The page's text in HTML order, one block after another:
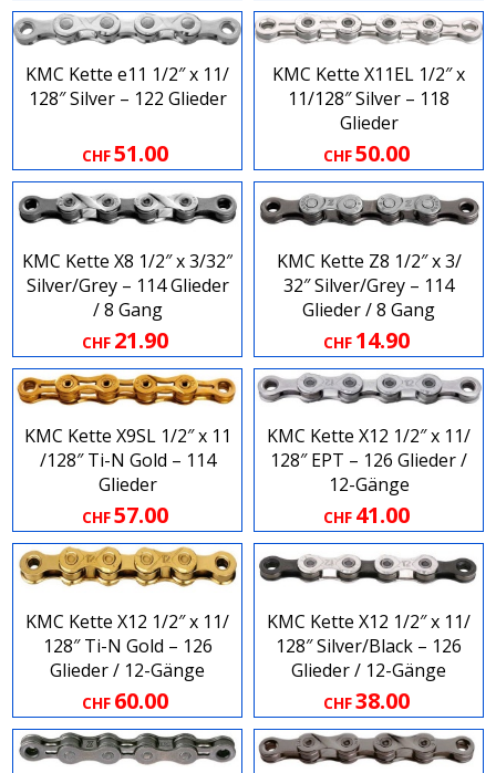
KMC Kette e11 1​/​2″ x 11​/​
128″ Silver – 122 Glieder
CHF51.00
KMC Kette X11EL 1​/​2″ x
11​/​128″ Silver – 118
Glieder
CHF50.00
KMC Kette X8 1​/​2″ x 3​/​32″
Silver​/​Grey – 114 Glieder
/ 8 Gang
CHF 21.90
KMC Kette Z8 1​/​2″ x 3​/​
32″ Silver​/​Grey – 114
Glieder / 8 Gang
CHF 14.90
KMC Kette X9SL 1​/​2″ x 11​
/​128″ Ti​-​N Gold – 114
Glieder
CHF57.00
KMC Kette X12 1​/​2″ x 11​/​
128″ EPT – 126 Glieder /
12-Gänge
CHF 41.00
KMC Kette X12 1​/​2″ x 11​/​
128″ Ti​-​N Gold – 126
Glieder / 12-Gänge
CHF 60.00
KMC Kette X12 1​/​2″ x 11​/​
128″ Silver​/​Black – 126
Glieder / 12-Gänge
CHF38.00